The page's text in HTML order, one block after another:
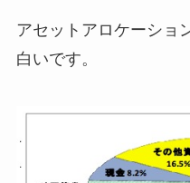
アセットアロケーショ
白いです。